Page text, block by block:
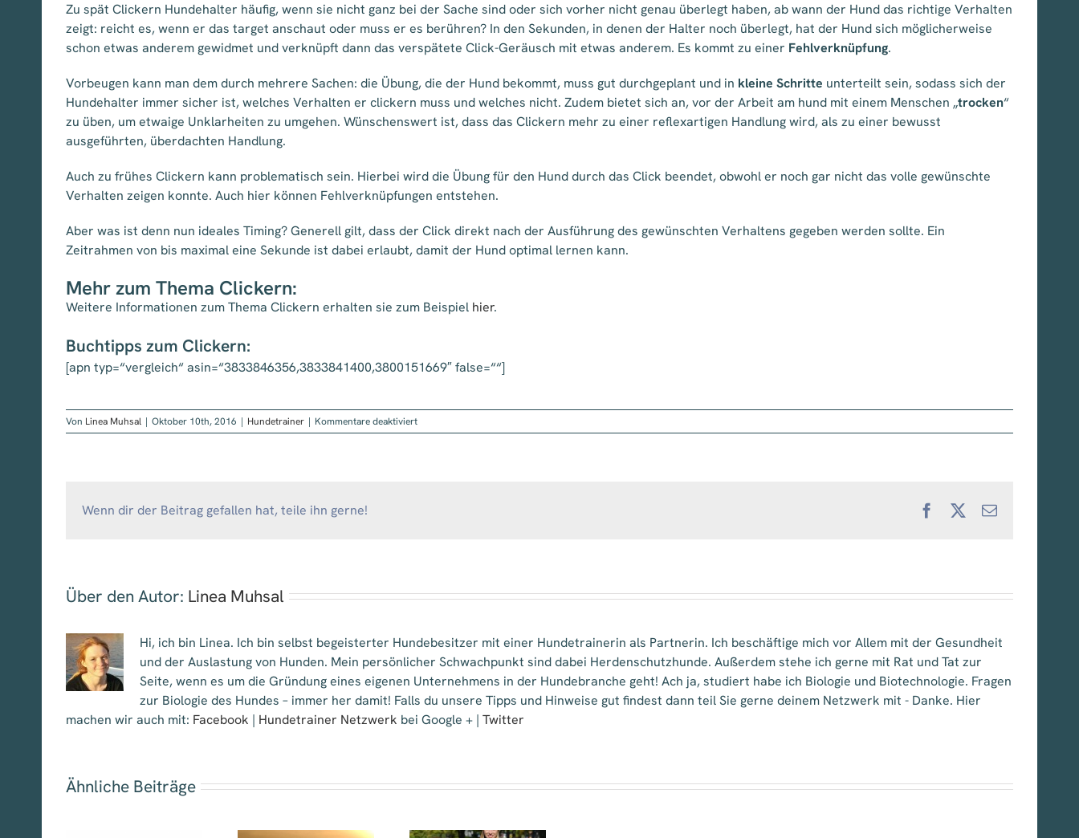
Zu spät Clickern Hundehalter häufig, wenn sie nicht ganz bei der Sache sind oder sich vorher nicht genau überlegt haben, ab wann der Hund das richtige Verhalten
zeigt: reicht es, wenn er das target anschaut oder muss er es berühren? In den Sekunden, in denen der Halter noch überlegt, hat der Hund sich möglicherweise
schon etwas anderem gewidmet und verknüpft dann das verspätete Click-Geräusch mit etwas anderem. Es kommt zu einer Fehlverknüpfung.
Vorbeugen kann man dem durch mehrere Sachen: die Übung, die der Hund bekommt, muss gut durchgeplant und in kleine Schritte unterteilt sein, sodass sich der
Hundehalter immer sicher ist, welches Verhalten er clickern muss und welches nicht. Zudem bietet sich an, vor der Arbeit am hund mit einem Menschen „trocken“
zu üben, um etwaige Unklarheiten zu umgehen. Wünschenswert ist, dass das Clickern mehr zu einer reflexartigen Handlung wird, als zu einer bewusst
ausgeführten, überdachten Handlung.
Auch zu frühes Clickern kann problematisch sein. Hierbei wird die Übung für den Hund durch das Click beendet, obwohl er noch gar nicht das volle gewünschte
Verhalten zeigen konnte. Auch hier können Fehlverknüpfungen entstehen.
Aber was ist denn nun ideales Timing? Generell gilt, dass der Click direkt nach der Ausführung des gewünschten Verhaltens gegeben werden sollte. Ein
Zeitrahmen von bis maximal eine Sekunde ist dabei erlaubt, damit der Hund optimal lernen kann.
Mehr zum Thema Clickern:
Weitere Informationen zum Thema Clickern erhalten sie zum Beispiel hier.
Buchtipps zum Clickern:
[apn typ=“vergleich“ asin=“3833846356,3833841400,3800151669″ false=““]
Von Linea Muhsal | Oktober 10th, 2016 | Hundetrainer | Kommentare deaktiviertfür
Clickern
Wenn dir der Beitrag gefallen hat, teile ihn gerne! FacebookE-
Über den Autor: Linea Muhsal
Hi, ich bin Linea. Ich bin selbst begeisterter Hundebesitzer mit einer Hundetrainerin als Partnerin. Ich beschäftige mich vor Allem mit der Gesundheit
und der Auslastung von Hunden. Mein persönlicher Schwachpunkt sind dabei Herdenschutzhunde. Außerdem stehe ich gerne mit Rat und Tat zur
Seite, wenn es um die Gründung eines eigenen Unternehmens in der Hundebranche geht! Ach ja, studiert habe ich Biologie und Biotechnologie. Fragen
zur Biologie des Hundes – immer her damit! Falls du unsere Tipps und Hinweise gut findest dann teil Sie gerne deinem Netzwerk mit - Danke. Hier
machen wir auch mit: Facebook | Hundetrainer Netzwerk bei Google + | Twitter
Ähnliche Beiträge